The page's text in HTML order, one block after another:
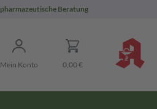
pharmazeutische Beratung
Mein Konto 0,00 €